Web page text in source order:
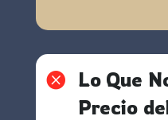

Lo Que
Precio